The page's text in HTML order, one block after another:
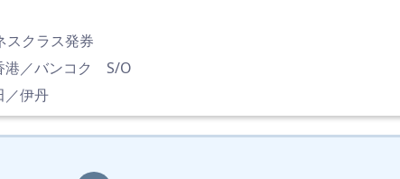
スクラス発券
港／バンコク S/O
／伊丹